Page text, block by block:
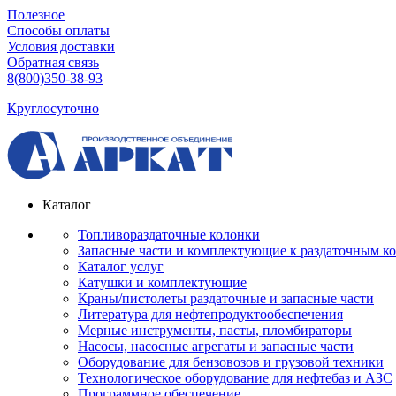
Полезное
Способы оплаты
Условия доставки
Обратная связь
8(800)350-38-93
Круглосуточно
Каталог
Топливораздаточные колонки
Запасные части и комплектующие к раздаточным
Каталог услуг
Катушки и комплектующие
Краны/пистолеты раздаточные и запасные части
Литература для нефтепродуктообеспечения
Мерные инструменты, пасты, пломбираторы
Насосы, насосные агрегаты и запасные части
Оборудование для бензовозов и грузовой техники
Технологическое оборудование для нефтебаз и АЗС